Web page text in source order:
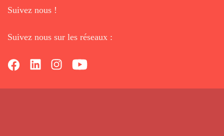
Suivez nous !
Suivez nous sur les réseaux :